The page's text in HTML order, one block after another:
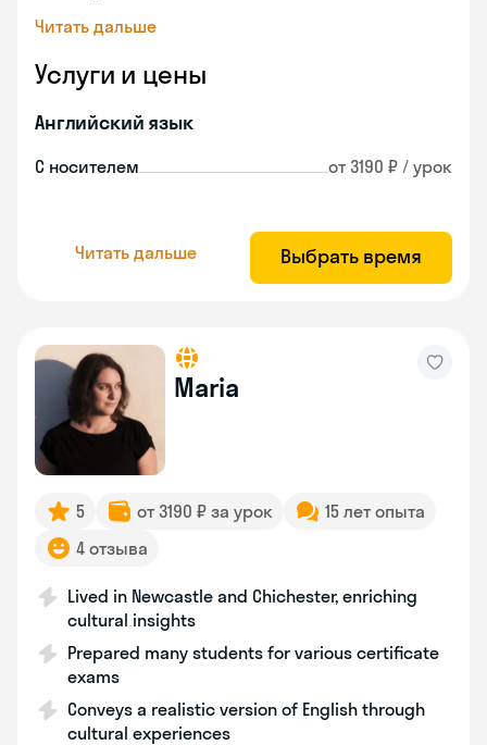
Читать дальше
Услуги и цены
Английский язык
С носителем от 3190 ₽ / урок
Читать дальше Выбрать время
Maria
5 от 3190 ₽ за урок
15 лет опыта
4 отзыва
Lived in Newcastle and Chichester, enriching
cultural insights
Prepared many students for various certificate
exams
Conveys a realistic version of English through
cultural experiences